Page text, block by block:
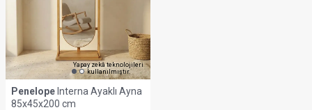
Yapay zekâ teknolojileri
kullanılmıştır.
Penelope Interna Ayaklı Ayna
85x45x200 cm